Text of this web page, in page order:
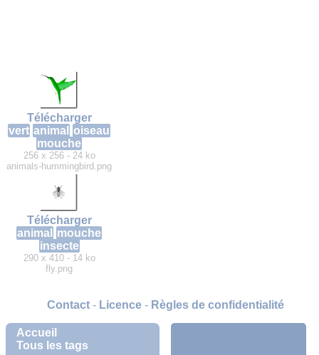
Accueil
Tous les tags
Télécharger
vert animal oiseau
mouche
256 x 256 - 24 ko
animals-hummingbird.png
Télécharger
animal
mouche
insecte
290 x 410 - 14 ko
fly.png
Contact- Licence- Règles de confidentialité